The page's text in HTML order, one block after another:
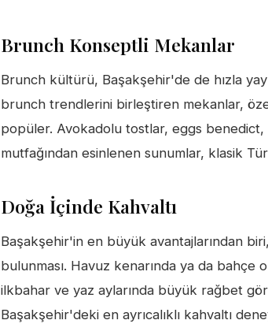
Brunch Konseptli Mekanlar
Brunch kültürü, Başakşehir'de de hızla
brunch trendlerini birleştiren mekanlar,
popüler. Avokadolu tostlar, eggs
mutfağından esinlenen sunumlar, klasik
Doğa İçinde Kahvaltı
Başakşehir'in en büyük avantajlarından
bulunması. Havuz kenarında ya da bahçe
ilkbahar ve yaz aylarında büyük rağbet
Başakşehir'deki en ayrıcalıklı kahvaltı